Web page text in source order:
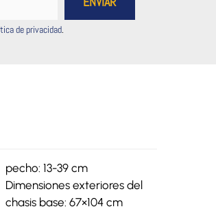
de privacidad.
pecho: 13-39 cm
Dimensiones exteriores del
chasis base: 67×104 cm